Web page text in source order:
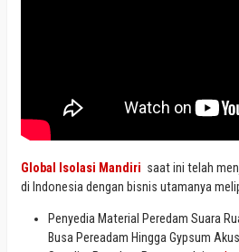
Global Isolasi Mandiri saat ini telah
di Indonesia dengan bisnis utamanya
Penyedia Material Peredam Suara
Busa Pereadam Hingga Gypsum